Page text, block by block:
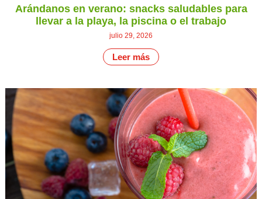
Arándanos en verano: snacks saludables para
llevar a la playa, la piscina o el trabajo
julio 29, 2026
Leer más